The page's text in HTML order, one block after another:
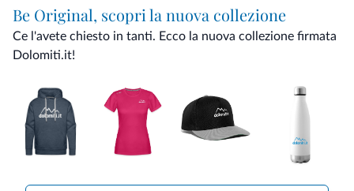
Be Original, scopri la nuova collezione
Ce l'avete chiesto in tanti. Ecco la nuova collezione firmata
Dolomiti.it!